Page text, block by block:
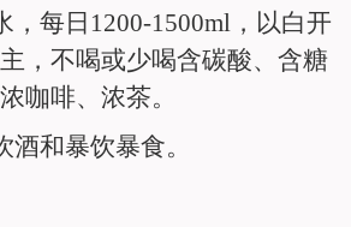
，每日1200-1500ml，以白开
，不喝或少喝含碳酸、含糖
咖啡、浓茶。
酒和暴饮暴食。